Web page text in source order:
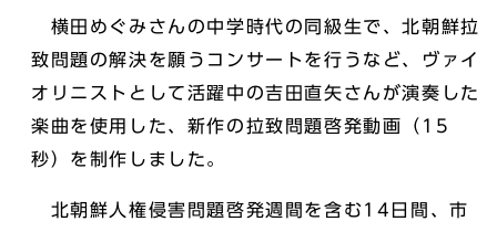
横田めぐみさんの中学時代の同級生で、北朝鮮拉
致問題の解決を願うコンサートを行うなど、ヴァイ
オリニストとして活躍中の吉田直矢さんが演奏した
楽曲を使用した、新作の拉致問題啓発動画（15
秒）を制作しました。
北朝鮮人権侵害問題啓発週間を含む14日間、市